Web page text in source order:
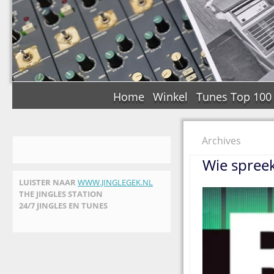
Home Winkel Tunes Top 100
LUISTER NAAR WWW.JINGLEGEK.NL
THE JINGLES STATION
24/7 JINGLES EN TUNES
Archives
Wie